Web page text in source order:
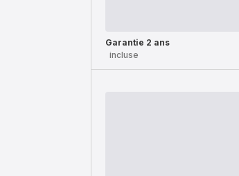
Garantie 2 ans
incluse